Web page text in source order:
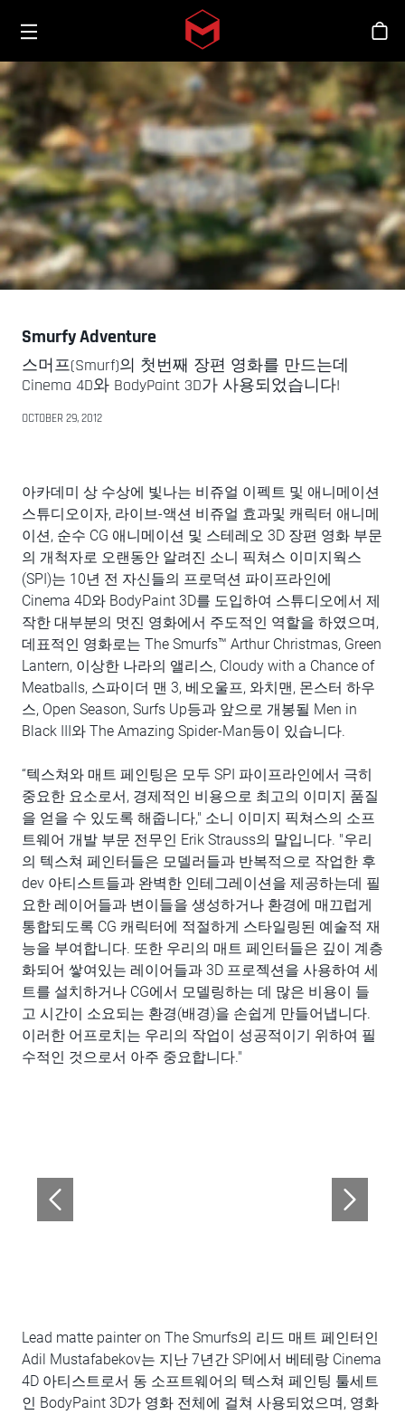
Skip to main content
Toggle menu
스
Smurfy Adventure
스머프(Smurf)의 첫번째 장편 영화를 만드는데
Cinema 4D와 BodyPaint 3D가 사용되었습니다!
OCTOBER 29, 2012
아카데미 상 수상에 빛나는 비쥬얼 이펙트 및 애니메이션
스튜디오이자, 라이브-액션 비쥬얼 효과및 캐릭터 애니메
이션, 순수 CG 애니메이션 및 스테레오 3D 장편 영화 부문
의 개척자로 오랜동안 알려진 소니 픽쳐스 이미지웍스
(SPI)는 10년 전 자신들의 프로덕션 파이프라인에
Cinema 4D와 BodyPaint 3D를 도입하여 스튜디오에서 제
작한 대부분의 멋진 영화에서 주도적인 역할을 하였으며,
데표적인 영화로는 The Smurfs™ Arthur Christmas, Green
Lantern, 이상한 나라의 앨리스, Cloudy with a Chance of
Meatballs, 스파이더 맨 3, 베오울프, 와치맨, 몬스터 하우
스, Open Season, Surfs Up등과 앞으로 개봉될 Men in
Black III와 The Amazing Spider-Man등이 있습니다.
“텍스쳐와 매트 페인팅은 모두 SPI 파이프라인에서 극히
중요한 요소로서, 경제적인 비용으로 최고의 이미지 품질
을 얻을 수 있도록 해줍니다," 소니 이미지 픽쳐스의 소프
트웨어 개발 부문 전무인 Erik Strauss의 말입니다. "우리
의 텍스쳐 페인터들은 모델러들과 반복적으로 작업한 후
dev 아티스트들과 완벽한 인테그레이션을 제공하는데 필
요한 레이어들과 변이들을 생성하거나 환경에 매끄럽게
통합되도록 CG 캐릭터에 적절하게 스타일링된 예술적 재
능을 부여합니다. 또한 우리의 매트 페인터들은 깊이 계층
화되어 쌓여있는 레이어들과 3D 프로젝션을 사용하여 세
트를 설치하거나 CG에서 모델링하는 데 많은 비용이 들
고 시간이 소요되는 환경(배경)을 손쉽게 만들어냅니다.
이러한 어프로치는 우리의 작업이 성공적이기 위하여 필
수적인 것으로서 아주 중요합니다."
Lead matte painter on The Smurfs의 리드 매트 페인터인
Adil Mustafabekov는 지난 7년간 SPI에서 베테랑 Cinema
4D 아티스트로서 동 소프트웨어의 텍스쳐 페인팅 툴세트
인 BodyPaint 3D가 영화 전체에 걸쳐 사용되었으며, 영화